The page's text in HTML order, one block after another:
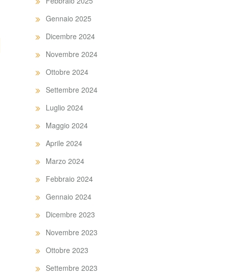
Gennaio 2025
Dicembre 2024
Novembre 2024
Ottobre 2024
Settembre 2024
Luglio 2024
Maggio 2024
Aprile 2024
Marzo 2024
Febbraio 2024
Gennaio 2024
Dicembre 2023
Novembre 2023
Ottobre 2023
Settembre 2023